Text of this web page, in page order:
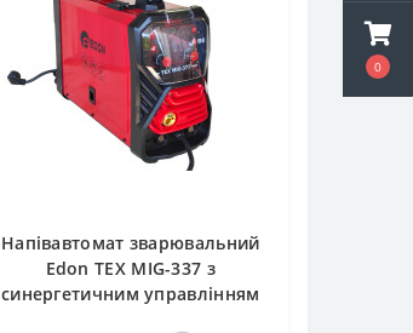
0
Напівавтомат зварювальний
Edon TEX MIG-337 з
синергетичним управлінням